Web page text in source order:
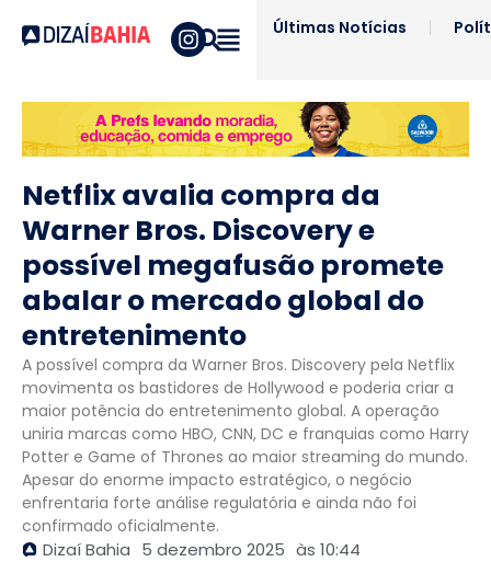
Últimas Notícias
Netflix avalia compra da
Warner Bros. Discovery e
possível megafusão promete
abalar o mercado global do
entretenimento
A possível compra da Warner Bros. Discovery pela Netflix
movimenta os bastidores de Hollywood e poderia criar a
maior potência do entretenimento global. A operação
uniria marcas como HBO, CNN, DC e franquias como Harry
Potter e Game of Thrones ao maior streaming do mundo.
Apesar do enorme impacto estratégico, o negócio
enfrentaria forte análise regulatória e ainda não foi
confirmado oficialmente.
Dizaí Bahia 5 dezembro 2025 às 10:44